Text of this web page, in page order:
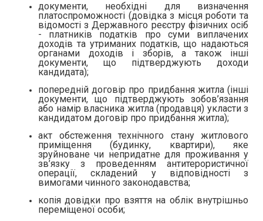
документи, необхідні для визначення
платоспроможності (довідка з місця роботи та
відомості з Державного реєстру фізичних осіб
- платників податків про суми виплачених
доходів та утриманих податків, що надаються
органами доходів і зборів, а також інші
документи, що підтверджують доходи
кандидата);
попередній договір про придбання житла (інші
документи, що підтверджують зобов’язання
або намір власника житла (продавця) укласти з
кандидатом договір про придбання житла);
акт обстеження технічного стану житлового
приміщення (будинку, квартири), яке
зруйноване чи непридатне для проживання у
зв’язку з проведенням антитерористичної
операції, складений у відповідності з
вимогами чинного законодавства;
копія довідки про взяття на облік внутрішньо
переміщеної особи;